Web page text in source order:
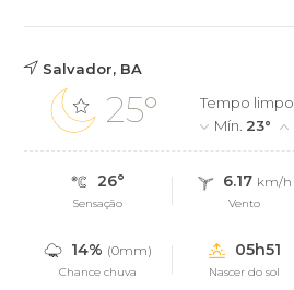
Salvador, BA
25°
Tempo limpo
Mín. 23°
26°
Sensação
6.17 km/h
Vento
14% (0mm)
Chance chuva
05h51
Nascer do sol